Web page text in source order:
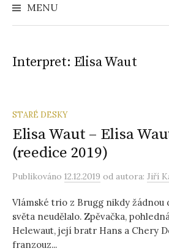
MENU
Interpret: Elisa Waut
STARÉ DESKY
Elisa Waut – Elisa
(reedice 2019)
Publikováno 12.12.2019 od autora: Jiří
Vlámské trio z Brugg nikdy žádnou
světa neudělalo. Zpěvačka,
Helewaut, její bratr Hans a Chery
franzouz...